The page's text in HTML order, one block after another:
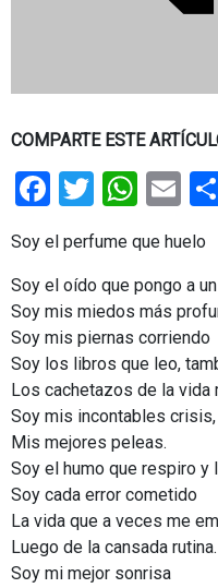
COMPARTE ESTE
Facebook
Twitter
Soy el perfume que huelo
Soy el oído que pongo a
Soy mis miedos más
Soy mis piernas corriendo
Soy los libros que leo,
Los cachetazos de la vida
Soy mis incontables crisis,
Mis mejores peleas.
Soy el humo que respiro y
Soy cada error cometido
La vida que a veces me
Luego de la cansada rutina.
Soy mi mejor sonrisa